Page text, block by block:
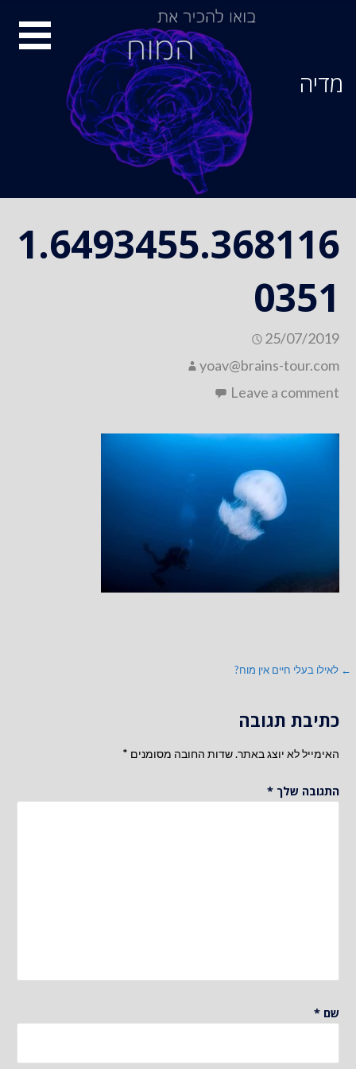
מדיה
1.6493455.368116
0351
25/07/2019
yoav@brains-tour.com
Leave a comment
ניווט
← לאילו בעלי חיים אין מוח?
כתיבת תגובה
האימייל לא יוצג באתר.שדות החובה מסומנים *
התגובה שלך *
שם *